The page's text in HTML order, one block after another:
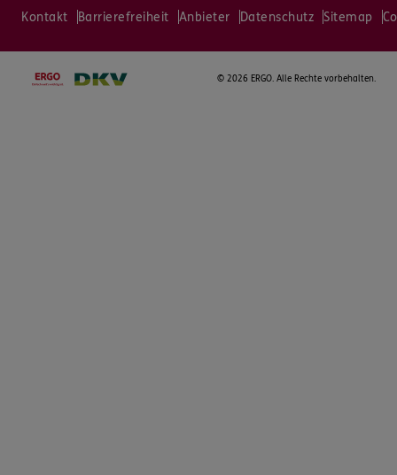
Kontakt Barrierefreiheit Anbieter Datenschutz Sitemap
© 2026 ERGO. Alle Rechte vorbehalten.